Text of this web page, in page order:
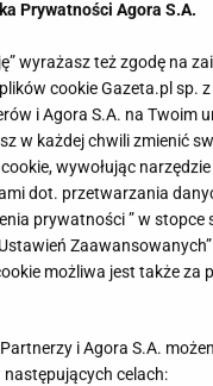
Prywatności Agora S.A.
wyrażasz też zgodę na
cookie Gazeta.pl sp. z
i Agora S.A. na Twoim
w każdej chwili zmienić
wywołując
dot. przetwarzania
prywatności ” w stopce
możliwa jest także za
i Agora S.A.
celach: